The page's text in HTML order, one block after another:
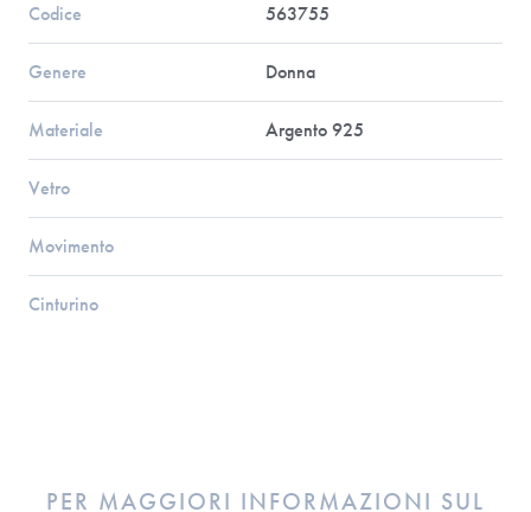
Codice 563755
Genere Donna
Materiale Argento 925
Vetro
Movimento
Cinturino
PER MAGGIORI INFORMAZIONI SUL